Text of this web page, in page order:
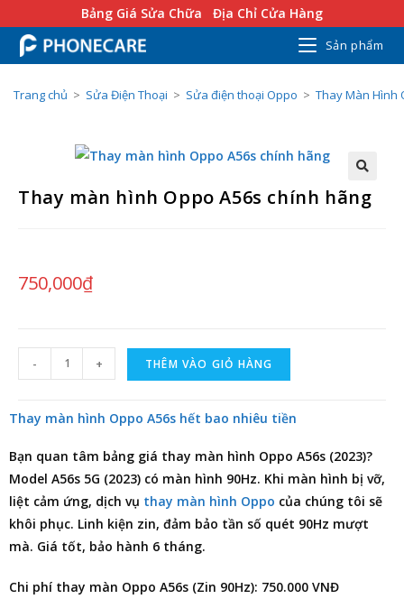
Bảng Giá Sửa Chữa Địa Chỉ Cửa Hàng
Sản phẩm
Trang chủ > Sửa Điện Thoại > Sửa điện thoại Oppo > Thay Màn Hình
Thay màn hình Oppo A56s chính hãng
750,000₫
- + THÊM VÀO GIỎ HÀNG
Thay màn hình Oppo A56s hết bao nhiêu tiền
Bạn quan tâm bảng giá thay màn hình Oppo A56s (2023)?
Model A56s 5G (2023) có màn hình 90Hz. Khi màn hình bị vỡ,
liệt cảm ứng, dịch vụ thay màn hình Oppo của chúng tôi sẽ
khôi phục. Linh kiện zin, đảm bảo tần số quét 90Hz mượt
mà. Giá tốt, bảo hành 6 tháng.
Chi phí thay màn Oppo A56s (Zin 90Hz): 750.000 VNĐ